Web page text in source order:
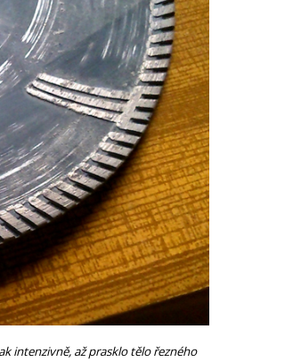
intenzivně, až prasklo tělo řezného